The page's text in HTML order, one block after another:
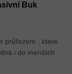
Buk
průřezem , které
i do menších